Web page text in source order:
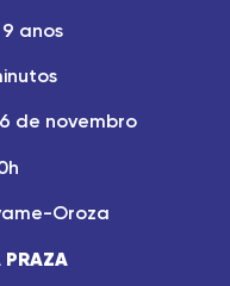
anos
de novembro
Oroza
PRAZA